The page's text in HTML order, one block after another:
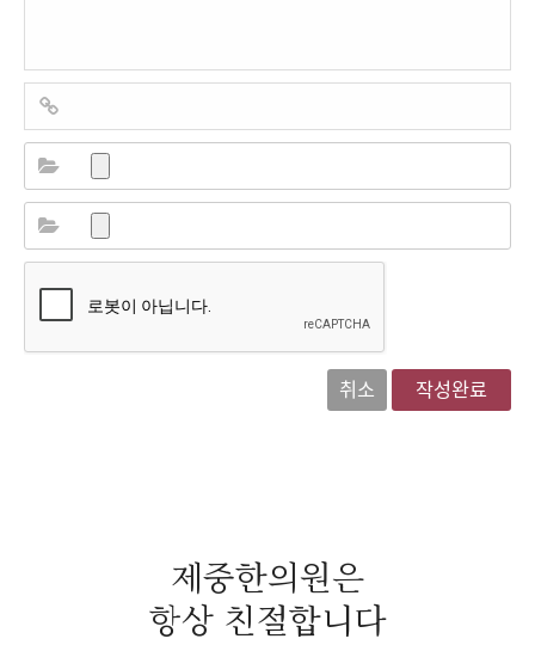
취소 작성완료
제중한의원은
항상 친절합니다